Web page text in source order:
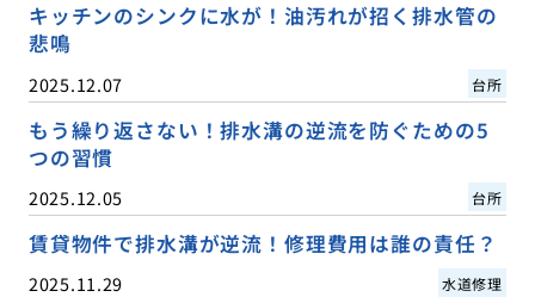
キッチンのシンクに水が！油汚れが招く排水管の
悲鳴
2025.12.07 台所
もう繰り返さない！排水溝の逆流を防ぐための5
つの習慣
2025.12.05 台所
賃貸物件で排水溝が逆流！修理費用は誰の責任？
2025.11.29 水道修理